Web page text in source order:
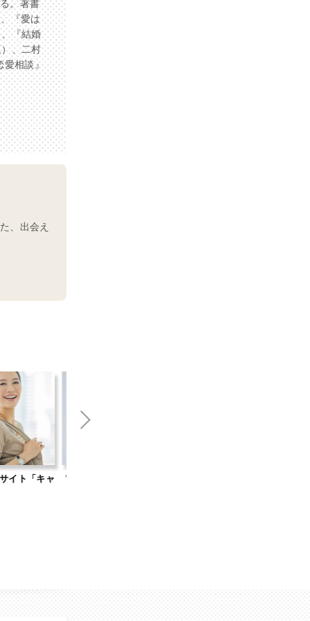
。著書
『愛は
『結婚
、二村
愛相談』
、出会え
ャ
Web集客のお悩みなら「オンライン無